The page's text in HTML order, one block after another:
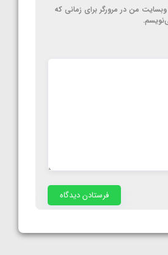
وبسایت من در مرورگر برای زمانی که